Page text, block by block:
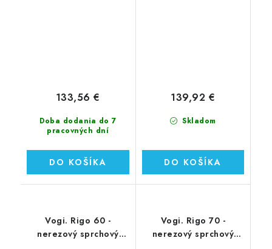
Doba dodania do 7
pracovných dní
133,56 €
DO KOŠÍKA
Skladom
139,92 €
DO KOŠÍKA
Vogi. Rigo 60 -
nerezový sprchový
Vogi. Rigo 70 -
nerezový sprchový